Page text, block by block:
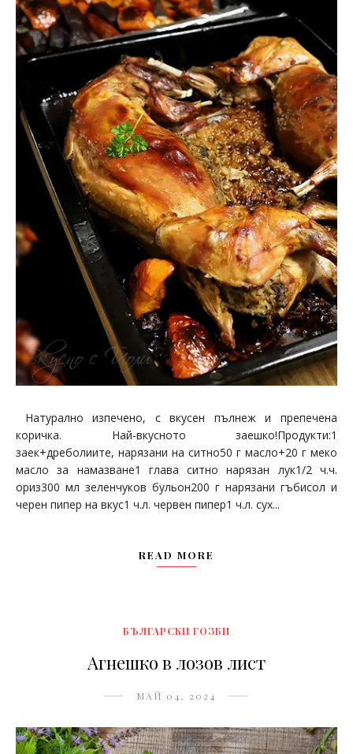
Натурално изпечено, с вкусен пълнеж и препечена
коричка. Най-вкусното заешко!Продукти:1
заек+дреболиите, нарязани на ситно50 г масло+20 г меко
масло за намазване1 глава ситно нарязан лук1/2 ч.ч.
ориз300 мл зеленчуков бульон200 г нарязани гъбисол и
черен пипер на вкус1 ч.л. червен пипер1 ч.л. сух...
READ MORE
БЪЛГАРСКИ ГОЗБИ
Агнешко в лозов лист
МАЙ 04, 2024